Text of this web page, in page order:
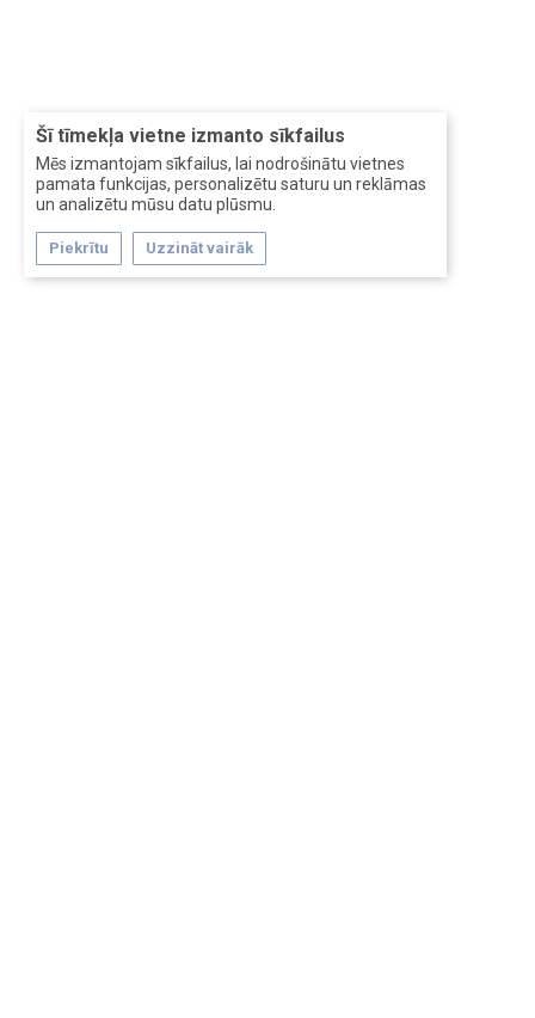
Šī tīmekļa vietne izmanto sīkfailus
Mēs izmantojam sīkfailus, lai nodrošinātu vietnes
pamata funkcijas, personalizētu saturu un reklāmas
un analizētu mūsu datu plūsmu.
Piekrītu Uzzināt vairāk